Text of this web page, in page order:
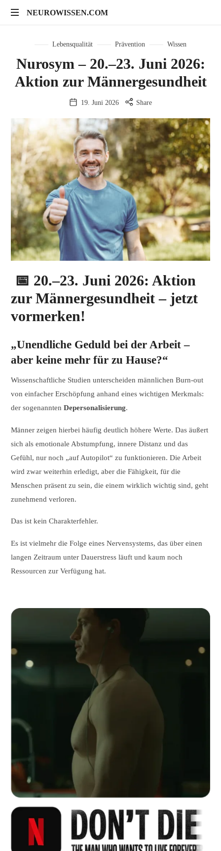
NEUROWISSEN.COM
NEUROWISSEN.COM
mentales
Training
und
neuropsychologische
Lebensqualität Prävention Wissen
Nurosym – 20.–23. Juni 2026:
Aktion zur Männergesundheit
19. Juni 2026 Share
📅 20.–23. Juni 2026: Aktion
zur Männergesundheit – jetzt
vormerken!
„Unendliche Geduld bei der Arbeit –
aber keine mehr für zu Hause?“
Wissenschaftliche Studien unterscheiden männlichen Burn-out
von einfacher Erschöpfung anhand eines wichtigen Merkmals:
der sogenanntenDepersonalisierung.
Männer zeigen hierbei häufig deutlich höhere Werte. Das äußert
sich als emotionale Abstumpfung, innere Distanz und das
Gefühl, nur noch „auf Autopilot“ zu funktionieren. Die Arbeit
wird zwar weiterhin erledigt, aber die Fähigkeit, für die
Menschen präsent zu sein, die einem wirklich wichtig sind, geht
zunehmend verloren.
Das ist kein Charakterfehler.
Es ist vielmehr die Folge eines Nervensystems, das über einen
langen Zeitraum unter Dauerstress läuft und kaum noch
Ressourcen zur Verfügung hat.